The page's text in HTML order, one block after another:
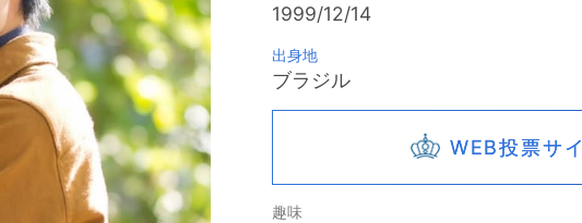
1999/12/14
出身地
ブラジル
WEB投票サ
趣味